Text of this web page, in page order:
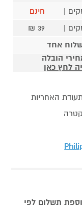
חינם
39 ₪
הובלה
לחץ כאן
האחריות
תשלום לפי